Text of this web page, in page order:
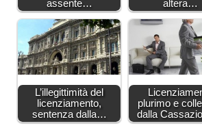
assente… altera…
L’illegittimità del
licenziamento,
sentenza dalla…
plurimo e
dalla